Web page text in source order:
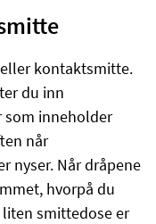
kontaktsmitte.
du inn
som inneholder
når
nyser. Når dråpene
hvorpå du
smittedose er